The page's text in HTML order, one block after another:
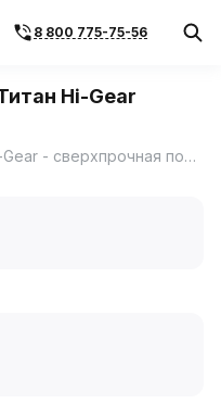
8 800 775-75-56
Hi-Gear
Клей-шпатлевка Белый Титан Hi-Gear - сверхпрочная полимерная композиция, предназначенная для склеивания деталей из различных материалов.